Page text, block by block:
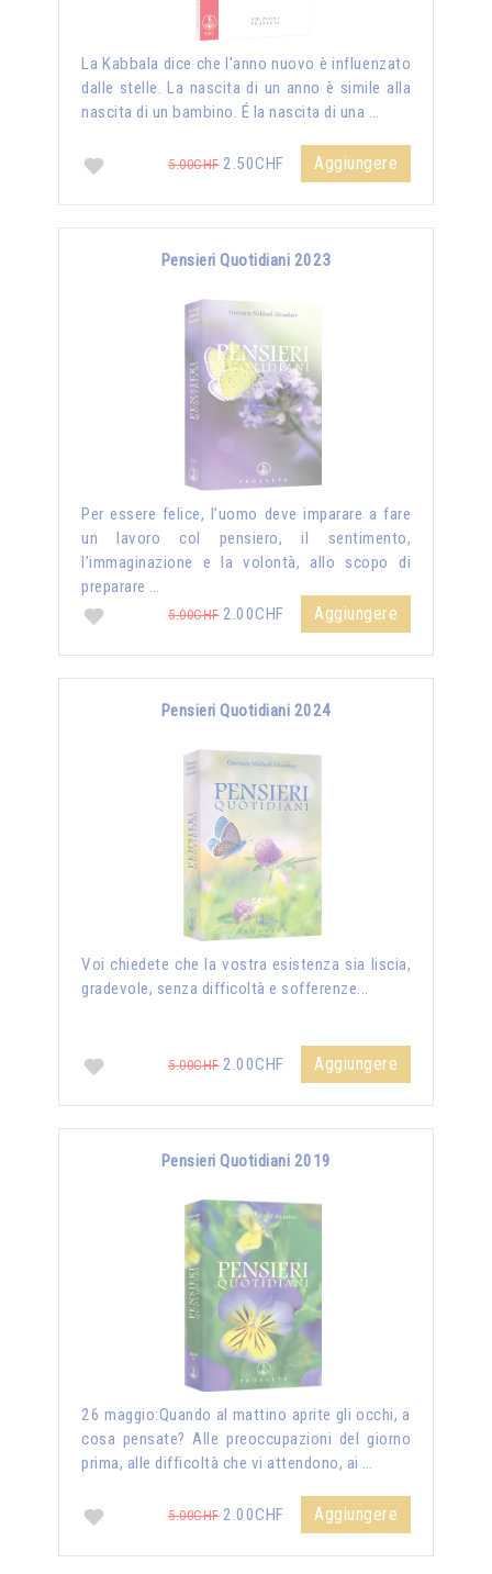
La Kabbala dice che l'anno nuovo è influenzato
dalle stelle. La nascita di un anno è simile alla
nascita di un bambino. É la nascita di una …
5.00CHF2.50CHF Aggiungere
Pensieri Quotidiani 2023
Per essere felice, l’uomo deve imparare a fare
un lavoro col pensiero, il sentimento,
l’immaginazione e la volontà, allo scopo di
preparare …
5.00CHF2.00CHF Aggiungere
Pensieri Quotidiani 2024
Voi chiedete che la vostra esistenza sia liscia,
gradevole, senza difficoltà e sofferenze...
5.00CHF2.00CHF Aggiungere
Pensieri Quotidiani 2019
26 maggio:Quando al mattino aprite gli occhi, a
cosa pensate? Alle preoccupazioni del giorno
prima, alle difficoltà che vi attendono, ai …
5.00CHF2.00CHF Aggiungere